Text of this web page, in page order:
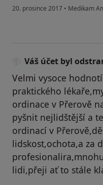
20. prosince 2017 • Medikam
Váš účet byl
Velmi vysoce
praktického
ordinace v Přerově
pyšnit nejlidštější a
ordinací v
lidskost,ochota,a za
lidi,přeji ať to stále